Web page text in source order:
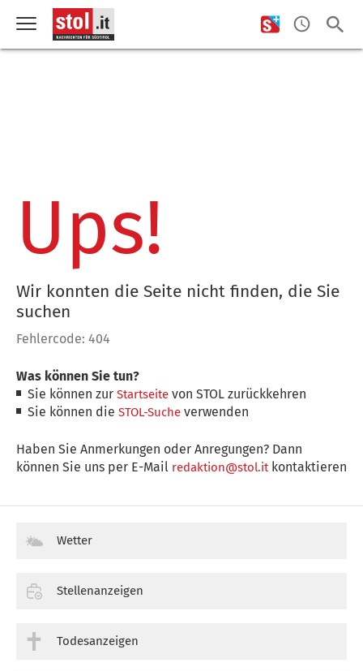
Ups!
Wir konnten die Seite nicht finden, die Sie
suchen
Fehlercode: 404
Was können Sie tun?
Sie können zurStartseite von STOL zurückkehren
Sie können dieSTOL-Suche verwenden
Haben Sie Anmerkungen oder Anregungen? Dann
können Sie uns per E-Mail redaktion@stol.itkontaktieren
Wetter
Stellenanzeigen
Todesanzeigen